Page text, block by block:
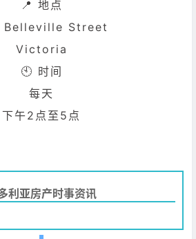
📍 地点
Belleville Street
Victoria
🕙 时间
每天
下午2点至5点
利亚房产时事资讯